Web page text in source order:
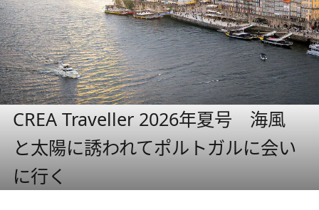
CREA Traveller 2026年夏号 海風
と太陽に誘われてポルトガルに会い
に行く